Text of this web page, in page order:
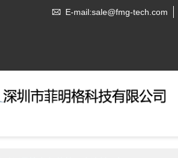
E-mail:sale@fmg-tech.com